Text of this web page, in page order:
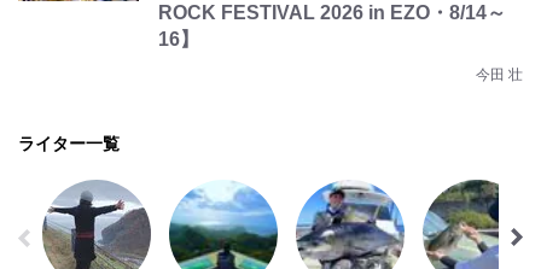
ROCK FESTIVAL 2026 in EZO・8/14～
16】
今田 壮
ライター一覧